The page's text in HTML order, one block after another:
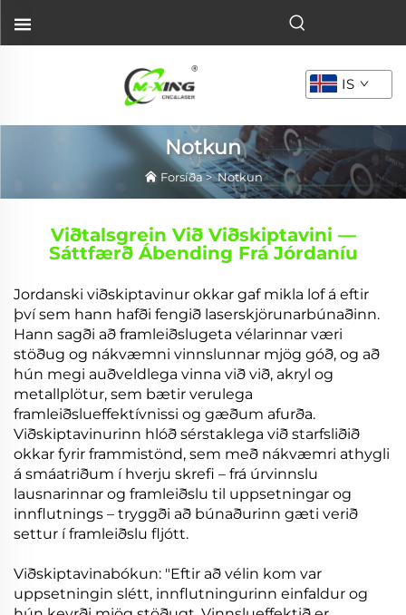
IS
Notkun
Forsíða>Notkun
Viðtalsgrein Við Viðskiptavini —
Sáttfærð Ábending Frá Jórdaníu
Jordanski viðskiptavinur okkar gaf mikla lof á eftir
því sem hann hafði fengið laserskjörunarbúnaðinn.
Hann sagði að framleiðslugeta vélarinnar væri
stöðug og nákvæmni vinnslunnar mjög góð, og að
hún megi auðveldlega vinna við við, akryl og
metallplötur, sem bætir verulega
framleiðslueffektívnissi og gæðum afurða.
Viðskiptavinurinn hlóð sérstaklega við starfsliðið
okkar fyrir frammistönd, sem með nákvæmri athygli
á smáatriðum í hverju skrefi – frá úrvinnslu
lausnarinnar og framleiðslu til uppsetningar og
innflutnings – tryggði að búnaðurinn gæti verið
settur í framleiðslu fljótt.
Viðskiptavinabókun: "Eftir að vélin kom var
uppsetningin slétt, innflutningurinn einfaldur og